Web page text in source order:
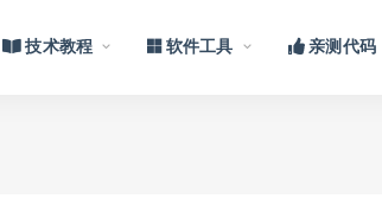
技术教程 软件工具 亲测代码